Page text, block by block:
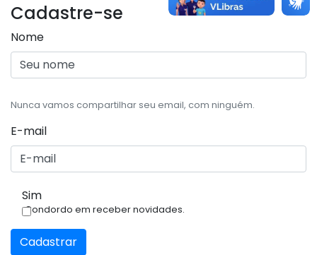
Cadastre-se
Nome
Nunca vamos compartilhar seu email, com ninguém.
E-mail
Sim
Condordo em receber novidades.
Cadastrar